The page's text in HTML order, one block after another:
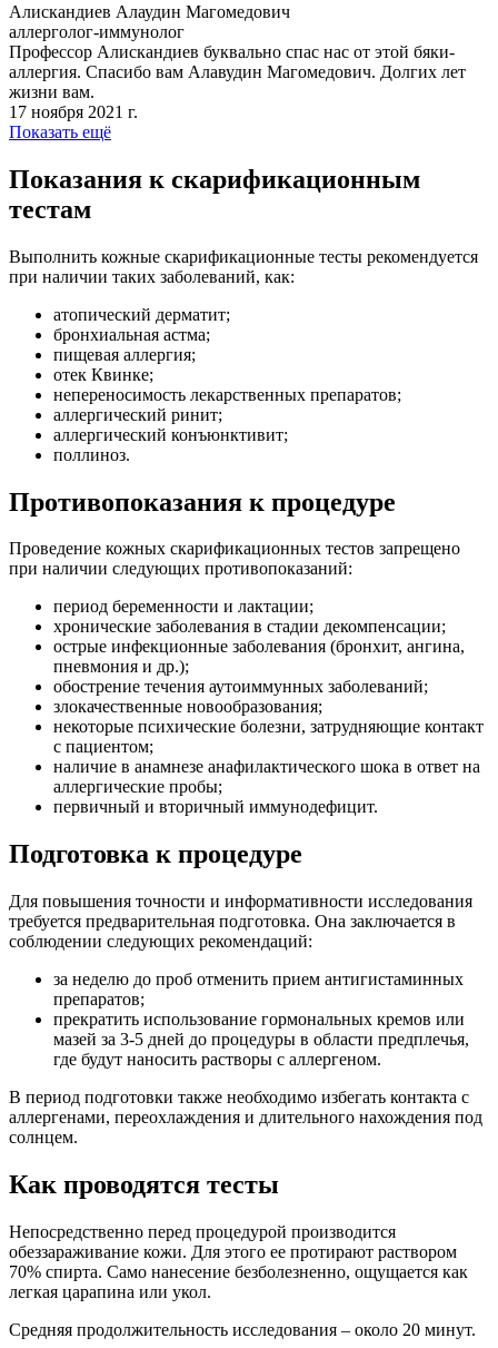
Алискандиев Алаудин Магомедович
аллерголог-иммунолог
Профессор Алискандиев буквально спас нас от этой бяки-
аллергия. Спасибо вам Алавудин Магомедович. Долгих лет
жизни вам.
17 ноября 2021 г.
Показать ещё
Показания к скарификационным
тестам
Выполнить кожные скарификационные тесты рекомендуется
при наличии таких заболеваний, как:
атопический дерматит;
бронхиальная астма;
пищевая аллергия;
отек Квинке;
непереносимость лекарственных препаратов;
аллергический ринит;
аллергический конъюнктивит;
поллиноз.
Противопоказания к процедуре
Проведение кожных скарификационных тестов запрещено
при наличии следующих противопоказаний:
период беременности и лактации;
хронические заболевания в стадии декомпенсации;
острые инфекционные заболевания (бронхит, ангина,
пневмония и др.);
обострение течения аутоиммунных заболеваний;
злокачественные новообразования;
некоторые психические болезни, затрудняющие контакт
с пациентом;
наличие в анамнезе анафилактического шока в ответ на
аллергические пробы;
первичный и вторичный иммунодефицит.
Подготовка к процедуре
Для повышения точности и информативности исследования
требуется предварительная подготовка. Она заключается в
соблюдении следующих рекомендаций:
за неделю до проб отменить прием антигистаминных
препаратов;
прекратить использование гормональных кремов или
мазей за 3-5 дней до процедуры в области предплечья,
где будут наносить растворы с аллергеном.
В период подготовки также необходимо избегать контакта с
аллергенами, переохлаждения и длительного нахождения под
солнцем.
Как проводятся тесты
Непосредственно перед процедурой производится
обеззараживание кожи. Для этого ее протирают раствором
70% спирта. Само нанесение безболезненно, ощущается как
легкая царапина или укол.
Средняя продолжительность исследования – около 20 минут.